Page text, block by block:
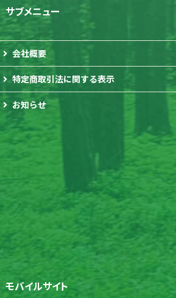
サブメニュー
会社概要
特定商取引法に関する表示
お知らせ
モバイルサイト